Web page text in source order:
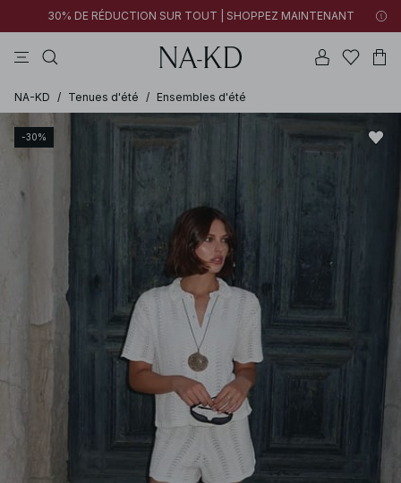
30% DE RÉDUCTION SUR TOUT | SHOPPEZ MAINTENANT
NA-KD / Tenues d'été / Ensembles d'été
-30%